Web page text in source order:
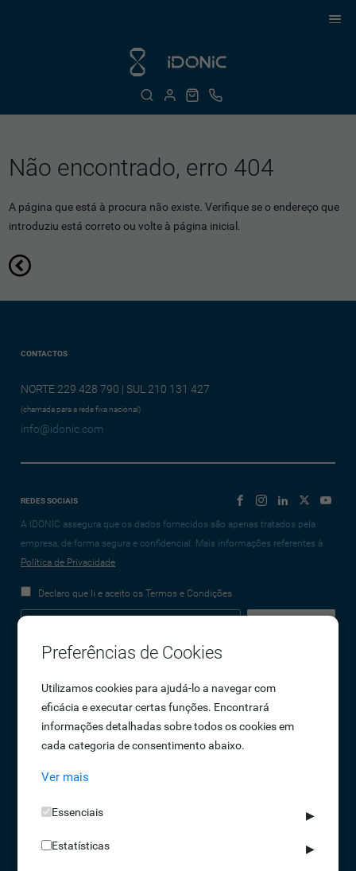
Não encontrado, erro 404
A página que está à procura não existe. Verifique se o endereço que
introduziu está correto ou volte à página inicial.
CONTACTOS
NORTE 229 428 790 | SUL 210 131 427
(chamada para a rede fixa nacional)
info@idonic.com
REDES SOCIAIS
A IDONIC assegura que os dados fornecidos são apenas tratados pela
empresa, de forma segura e confidencial. Mais informações referentes à
Política de Privacidade
Declaro que li e aceito os Termos e Condições
Empresa
Sobre Nós
Oportunidades de Emprego
Termos e Condições
Política de Privacidade
Livro de reclamações
Preferências de Cookies
Utilizamos cookies para ajudá-lo a navegar com
eficácia e executar certas funções. Encontrará
informações detalhadas sobre todos os cookies em
cada categoria de consentimento abaixo.
Ver mais
Essenciais ▶
Estatísticas ▶